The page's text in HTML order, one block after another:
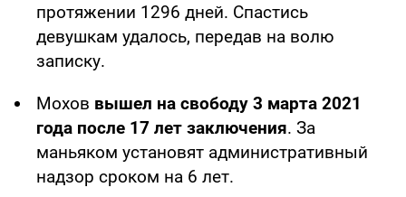
протяжении 1296 дней. Спастись
девушкам удалось, передав на волю
записку.
Мохов вышел на свободу 3 марта 2021
года после 17 лет заключения. За
маньяком установят административный
надзор сроком на 6 лет.